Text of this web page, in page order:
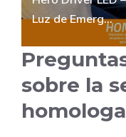
Luz de Emerg...
sobre la